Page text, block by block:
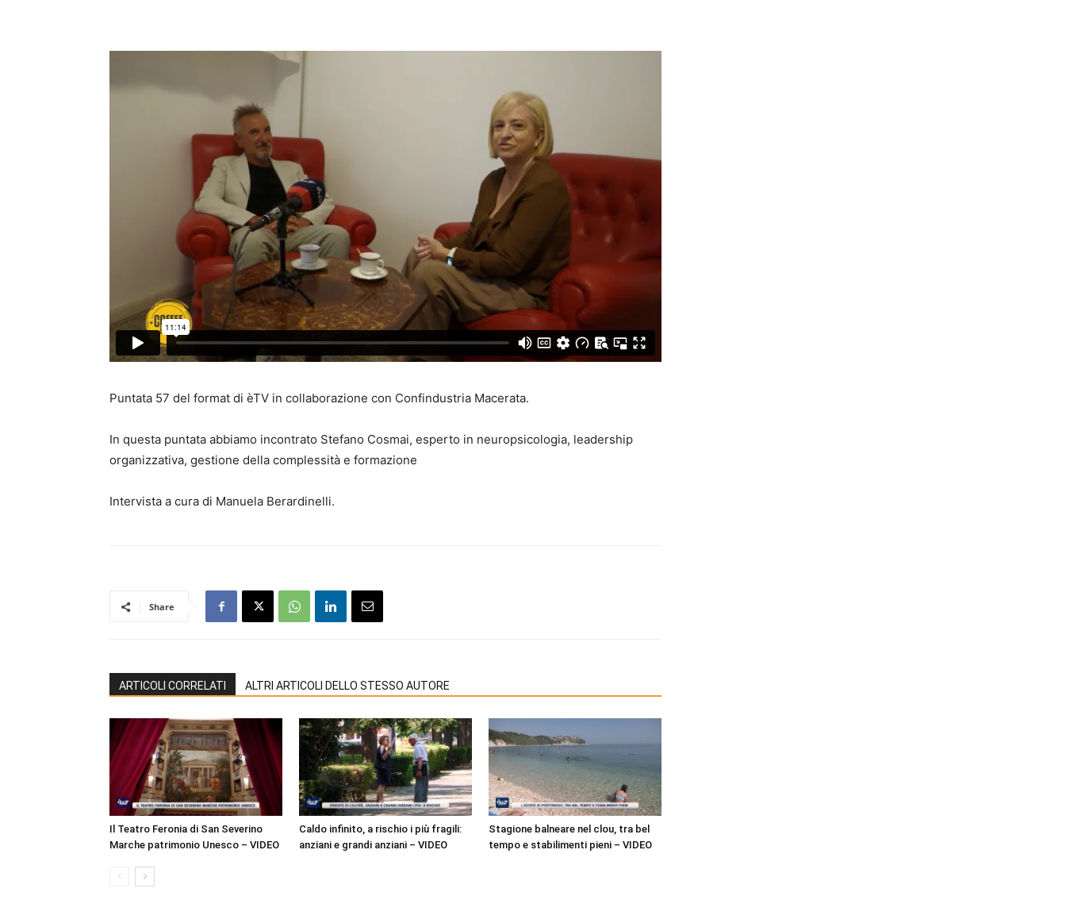
Puntata 57 del format di èTV in collaborazione con Confindustria Macerata.
In questa puntata abbiamo incontrato Stefano Cosmai, esperto in neuropsicologia, leadership
organizzativa, gestione della complessità e formazione
Intervista a cura di Manuela Berardinelli.
Share
ARTICOLI CORRELATI ALTRI ARTICOLI DELLO STESSO AUTORE
Il Teatro Feronia di San Severino
Marche patrimonio Unesco – VIDEO
Caldo infinito, a rischio i più fragili:
anziani e grandi anziani – VIDEO
Stagione balneare nel clou, tra bel
tempo e stabilimenti pieni – VIDEO